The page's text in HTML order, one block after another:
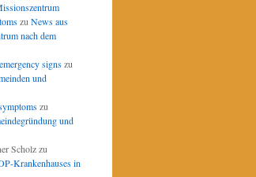
zu News aus
nach dem
signszu
und
zu
und
Scholzzu
Krankenhauses in